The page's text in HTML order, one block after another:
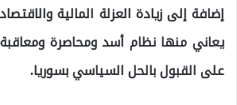
إضافة إلى زيادة العزلة المالية
يعاني منها نظام أسد ومحاصرة ومعاقبة
على القبول بالحل السياسي بسوريا.